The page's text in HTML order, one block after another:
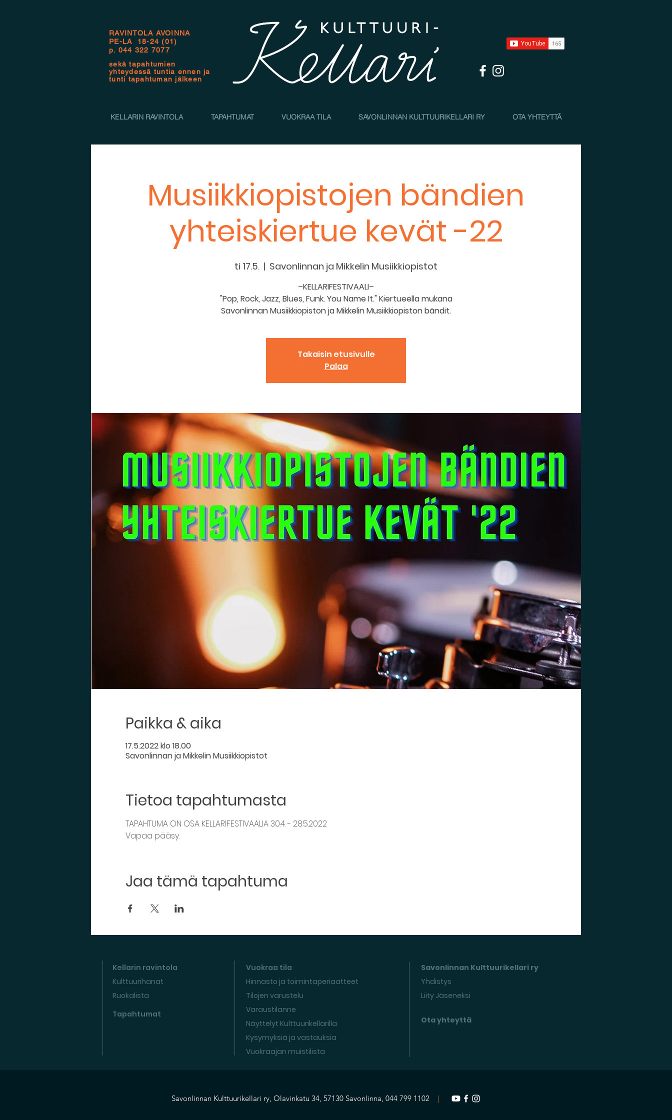
RAVINTOLA AVOINNA
PE-LA 18-24 (01)
p. 044 322 7077
sekä tapahtumien
yhteydessä tuntia ennen ja
tunti tapahtuman jälkeen
KELLARIN RAVINTOLA TAPAHTUMAT VUOKRAA TILA SAVONLINNAN KULTTUURIKELLARI RY OTA YHTEYTTÄ
Musiikkiopistojen bändien
yhteiskiertue kevät -22
ti 17.5.
  |
Savonlinnan ja Mikkelin Musiikkiopistot
–KELLARIFESTIVAALI–
"Pop, Rock, Jazz, Blues, Funk. You Name It." Kiertueella mukana
Savonlinnan Musiikkiopiston ja Mikkelin Musiikkiopiston bändit.
Takaisin etusivulle
Palaa
Paikka & aika
17.5.2022 klo 18.00
Savonlinnan ja Mikkelin Musiikkiopistot
Tietoa tapahtumasta
TAPAHTUMA ON OSA KELLARIFESTIVAALIA 30.4. - 28.5.2022
Vapaa pääsy.
Jaa tämä tapahtuma
Kellarin ravintola
Kulttuurihanat
Ruokalista
Tapahtumat
Vuokraa tila
Hinnasto ja toimintaperiaatteet
Tilojen varustelu
Varaustilanne
Näyttelyt Kulttuurikellarilla
Kysymyksiä ja vastauksia
Vuokraajan muistilista
Savonlinnan Kulttuurikellari ry
Yhdistys
Liity Jäseneksi
Ota yhteyttä
Savonlinnan Kulttuurikellari ry, Olavinkatu 34, 57130 Savonlinna, 044 799 1102 |